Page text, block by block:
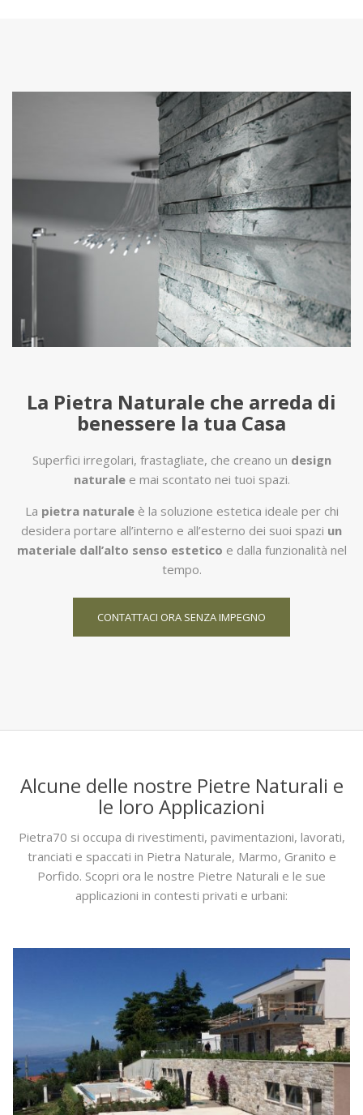
La Pietra Naturale che arreda di
benessere la tua Casa
Superfici irregolari, frastagliate, che creano un design
naturalee mai scontato nei tuoi spazi.
La pietra naturaleè la soluzione estetica ideale per chi
desidera portare all’interno e all’esterno dei suoi spazi un
materiale dall’alto senso estetico e dalla funzionalità nel
tempo.
CONTATTACI ORA SENZA IMPEGNO
Alcune delle nostre Pietre Naturali e
le loro Applicazioni
Pietra70 si occupa di rivestimenti, pavimentazioni, lavorati,
tranciati e spaccati in Pietra Naturale, Marmo, Granito e
Porfido. Scopri ora le nostre Pietre Naturali e le sue
applicazioni in contesti privati e urbani: